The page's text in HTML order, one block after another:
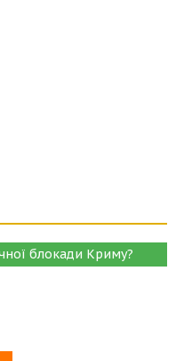
блокади Криму?